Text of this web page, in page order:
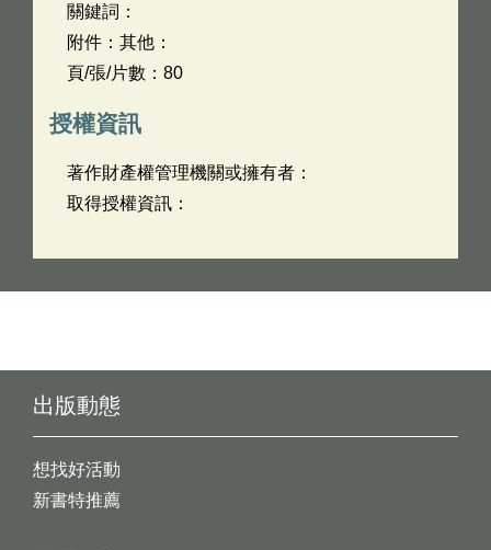
關鍵詞：
附件：其他：
頁/張/片數：80
授權資訊
著作財產權管理機關或擁有者：
取得授權資訊：
出版動態
想找好活動
新書特推薦